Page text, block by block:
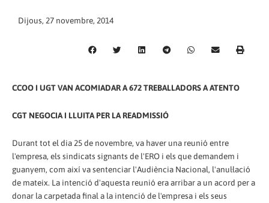
Dijous, 27 novembre, 2014
CCOO I UGT VAN ACOMIADAR A 672 TREBALLADORS A ATENTO
CGT NEGOCIA I LLUITA PER LA READMISSIÓ
Durant tot el dia 25 de novembre, va haver una reunió entre
l'empresa, els sindicats signants de l'ERO i els que demandem i
guanyem, com així va sentenciar l'Audiència Nacional, l'anul·lació
de mateix. La intenció d'aquesta reunió era arribar a un acord per a
donar la carpetada final a la intenció de l'empresa i els seus